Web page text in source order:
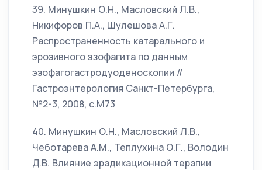
39. Минушкин О.Н., Масловский Л.В.,
Никифоров П.А., Шулешова А.Г.
Распространенность катарального и
эрозивного эзофагита по данным
эзофагогастродуоденоскопии //
Гастроэнтерология Санкт-Петербурга,
№2-3, 2008, с.М73
40. Минушкин О.Н., Масловский Л.В.,
Чеботарева А.М., Теплухина О.Г., Володин
Д.В. Влияние эрадикационной терапии